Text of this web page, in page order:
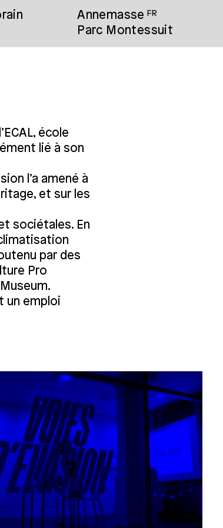
Annemasse FR
Parc Montessuit
école
lié à son
l’a amené à
et sur les
sociétales. En
par des
Pro
un emploi